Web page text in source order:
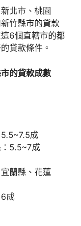
北市、桃園
竹縣市的貸款
6個直轄市的都
貸款條件。
的貸款成數
成
5.5~7成
蘭縣、花蓮
成